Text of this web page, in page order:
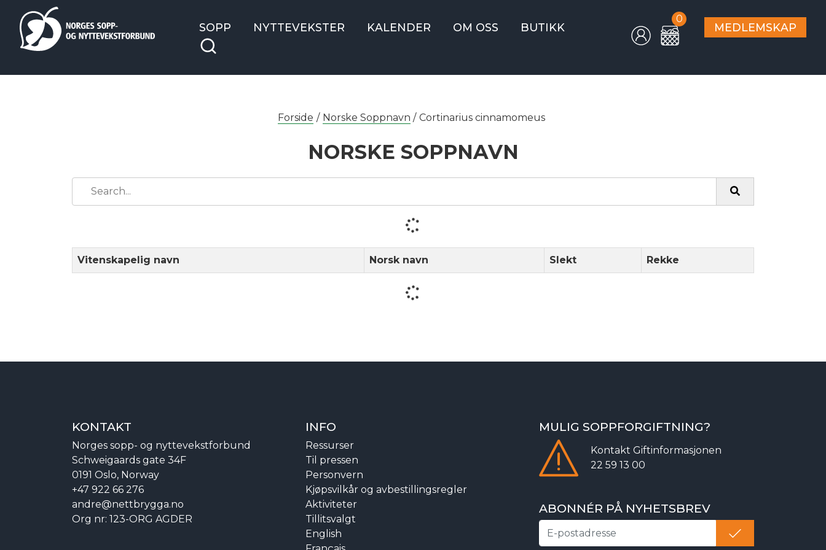
SOPP NYTTEVEKSTER KALENDER OM OSS BUTIKK
0
MEDLEMSKAP
Forside / Norske Soppnavn / Cortinarius cinnamomeus
NORSKE SOPPNAVN
Vitenskapelig navn Norsk navn Slekt Rekke
KONTAKT
Norges sopp- og nyttevekstforbund
Schweigaards gate 34F
0191 Oslo, Norway
+47 922 66 276
andre@nettbrygga.no
Org nr: 123-ORG AGDER
INFO
Ressurser
Til pressen
Personvern
Kjøpsvilkår og avbestillingsregler
Aktiviteter
Tillitsvalgt
English
MULIG SOPPFORGIFTNING?
Kontakt Giftinformasjonen
22 59 13 00
ABONNÉR PÅ NYHETSBREV